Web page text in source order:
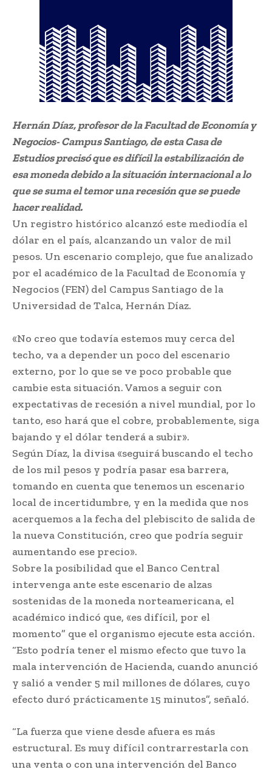
Hernán Díaz, profesor de la Facultad de Economía y
Negocios- Campus Santiago, de esta Casa de
Estudios precisó que es difícil la estabilización de
esa moneda debido a la situación internacional a lo
que se suma el temor una recesión que se puede
hacer realidad.
Un registro histórico alcanzó este mediodía el
dólar en el país, alcanzando un valor de mil
pesos. Un escenario complejo, que fue analizado
por el académico de la Facultad de Economía y
Negocios (FEN) del Campus Santiago de la
Universidad de Talca, Hernán Díaz.
«No creo que todavía estemos muy cerca del
techo, va a depender un poco del escenario
externo, por lo que se ve poco probable que
cambie esta situación. Vamos a seguir con
expectativas de recesión a nivel mundial, por lo
tanto, eso hará que el cobre, probablemente, siga
bajando y el dólar tenderá a subir».
Según Díaz, la divisa «seguirá buscando el techo
de los mil pesos y podría pasar esa barrera,
tomando en cuenta que tenemos un escenario
local de incertidumbre, y en la medida que nos
acerquemos a la fecha del plebiscito de salida de
la nueva Constitución, creo que podría seguir
aumentando ese precio».
Sobre la posibilidad que el Banco Central
intervenga ante este escenario de alzas
sostenidas de la moneda norteamericana, el
académico indicó que, «es difícil, por el
momento” que el organismo ejecute esta acción.
“Esto podría tener el mismo efecto que tuvo la
mala intervención de Hacienda, cuando anunció
y salió a vender 5 mil millones de dólares, cuyo
efecto duró prácticamente 15 minutos”, señaló.
“La fuerza que viene desde afuera es más
estructural. Es muy difícil contrarrestarla con
una venta o con una intervención del Banco